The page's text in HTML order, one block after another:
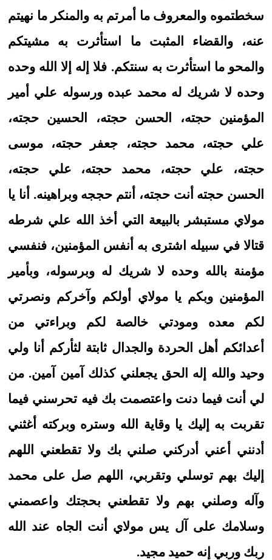
سخطتموه والمعروف ما أمرتم به والمنكر ما نهيتم
عنه، والقضاء المثبت ما استأثرت به مشيتكم
والمحو ما استأثرت به سنتكم. فلا إله إلا الله وحده
وحده لا شريك له محمد عبده ورسوله علي أمير
المؤمنين حجته، الحسن حجته، الحسين حجته،
علي حجته، محمد حجته، جعفر حجته، موسى
حجته، علي حجته، محمد حجته، علي حجته،
الحسن حجته أنت حجته، أنتم حججه وبراهينه. أنا يا
مولاي مستبشر بالبيعة التي أخذ الله علي شرطه
قتالا في سبيله اشترى به أنفس المؤمنين، فنفسي
مؤمنة بالله وحده لا شريك له وبرسوله، وبأمير
المؤمنين وبكم يا مولاي أولكم وآخركم ونصرتي
لكم معده ومودتي خالصة لكم وبراءتي من
أعدائكم أهل الحردة والجدال ثابتة لثأركم أنا ولي
وحيد والله إله الحق يجعلني كذلك آمين آمين. من
لي أنت فيما دنت واعتصمت بك فيه تحرسني فيما
تقربت به إليك يا وقاية الله وستره وبركته أغثني
أدنني أعني أدركني صلني بك ولا تقطعني اللهم
إليك بهم توسلي وتقربي، اللهم صل على محمد
وآله وصلني بهم ولا تقطعني بحجتك واعصمني
وسلامك على آل يس مولاي أنت الجاه عند الله
ربك وربي إنه حميد مجيد.